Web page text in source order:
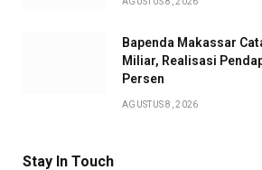
Bapenda Makassar
Miliar, Realisasi
Persen
AGUSTUS 8, 2026
Stay In Touch